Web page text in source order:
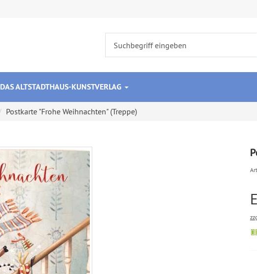
DAS ALTSTADTHAUS-KUNSTVERLAG
Postkarte "Frohe Weihnachten" (Treppe)